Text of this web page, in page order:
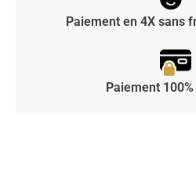
Paiement en 4X sans
Paiement